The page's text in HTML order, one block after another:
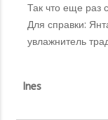
Так что еще раз
Для справки:
увлажнитель
Ines